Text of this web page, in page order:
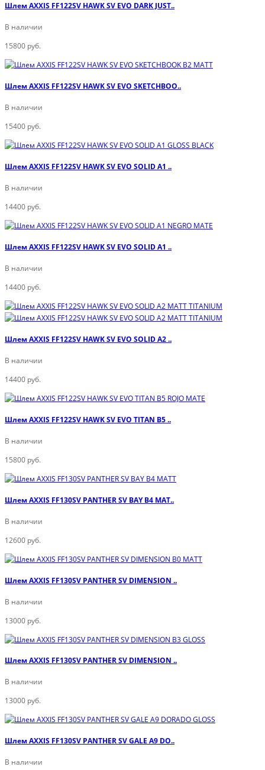
Шлем AXXIS FF122SV HAWK SV EVO DARK JUST..
В наличии
15800 руб.
Шлем AXXIS FF122SV HAWK SV EVO SKETCHBOO..
В наличии
15400 руб.
Шлем AXXIS FF122SV HAWK SV EVO SOLID A1 ..
В наличии
14400 руб.
Шлем AXXIS FF122SV HAWK SV EVO SOLID A1 ..
В наличии
14400 руб.
Шлем AXXIS FF122SV HAWK SV EVO SOLID A2 ..
В наличии
14400 руб.
Шлем AXXIS FF122SV HAWK SV EVO TITAN B5 ..
В наличии
15800 руб.
Шлем AXXIS FF130SV PANTHER SV BAY B4 MAT..
В наличии
12600 руб.
Шлем AXXIS FF130SV PANTHER SV DIMENSION ..
В наличии
13000 руб.
Шлем AXXIS FF130SV PANTHER SV DIMENSION ..
В наличии
13000 руб.
Шлем AXXIS FF130SV PANTHER SV GALE A9 DO..
В наличии